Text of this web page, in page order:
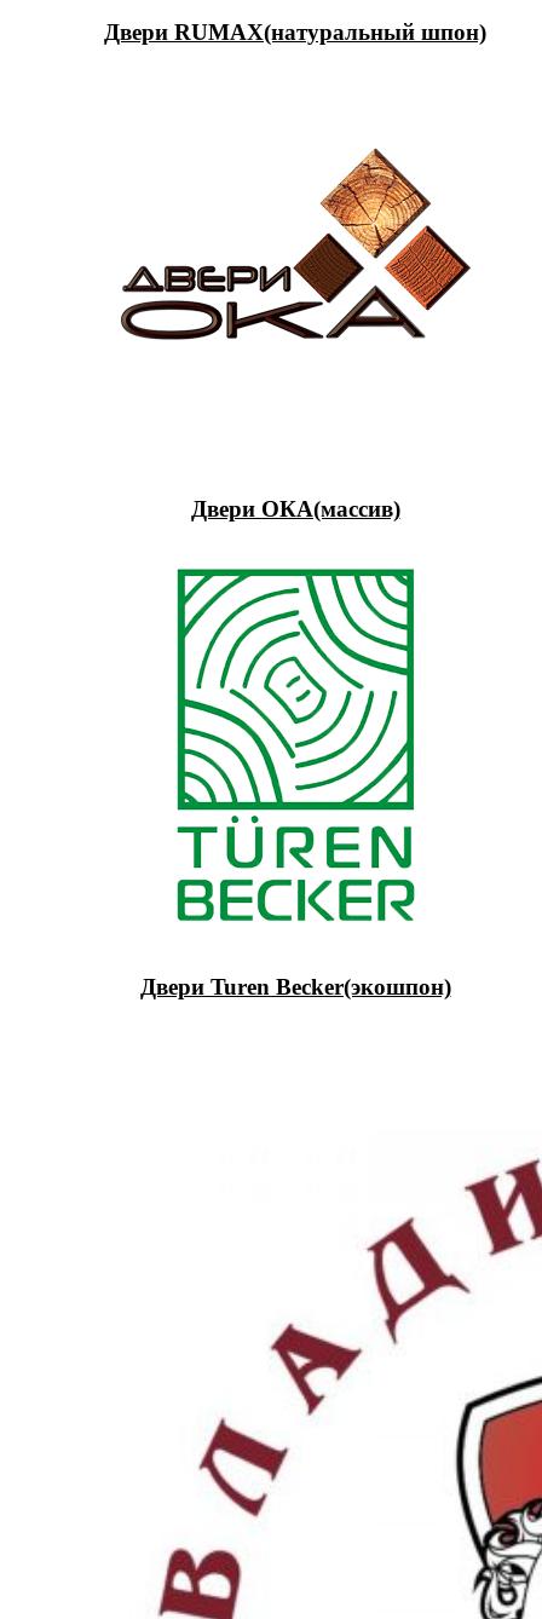
Двери RUMAX(натуральный шпон)
Двери ОКА(массив)
Двери Turen Becker(экошпон)